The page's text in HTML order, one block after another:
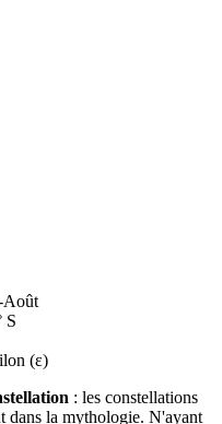
Août
S
(ε)
: les constellations
dans la mythologie. N'ayant